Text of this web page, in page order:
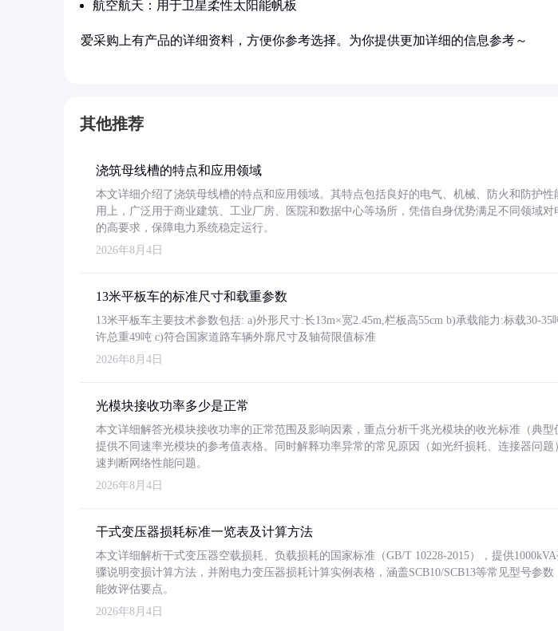
航空航天：用于卫星柔性太阳能帆板
爱采购上有产品的详细资料，方便你参考选择。为你提供更加详细的信息参考～
其他推荐
浇筑母线槽的特点和应用领域
本文详细介绍了浇筑母线槽的特点和应用领域。其特点包括良好的电气、机械、防火和防护性
用上，广泛用于商业建筑、工业厂房、医院和数据中心等场所，凭借自身优势满足不同领域对
的高要求，保障电力系统稳定运行。
2026年8月4日
13米平板车的标准尺寸和载重参数
13米平板车主要技术参数包括: a)外形尺寸:长13m×宽2.45m,栏板高55cm b)承载能力:标载30-35
许总重49吨 c)符合国家道路车辆外廓尺寸及轴荷限值标准
2026年8月4日
光模块接收功率多少是正常
本文详细解答光模块接收功率的正常范围及影响因素，重点分析千兆光模块的收光标准（典型
提供不同速率光模块的参考值表格。同时解释功率异常的常见原因（如光纤损耗、连接器问
速判断网络性能问题。
2026年8月4日
干式变压器损耗标准一览表及计算方法
本文详细解析干式变压器空载损耗、负载损耗的国家标准（GB/T 10228-2015），提供
骤说明变损计算方法，并附电力变压器损耗计算实例表格，涵盖SCB10/SCB13等常见型号参
能效评估要点。
2026年8月4日